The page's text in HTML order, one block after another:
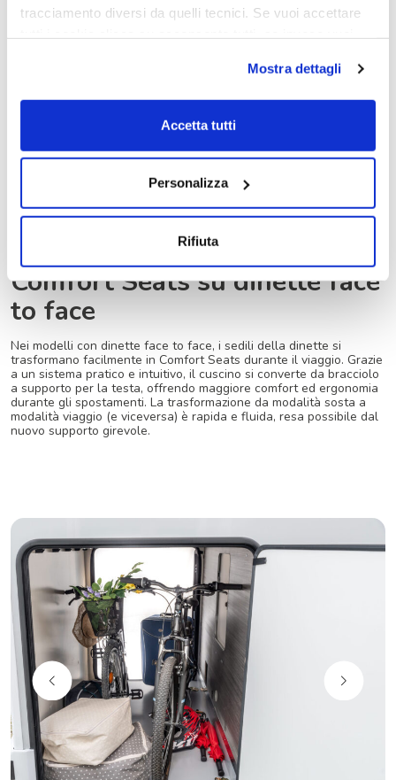
tracciamento diversi da quelli tecnici. Se vuoi accettare
su acconsento selezionati. Se vuoi saperne di più clicca
qui. Cliccando sul tasto "Acconsento" permetti l'utilizzo
Mostra dettagli
Accetta tutti
Personalizza
Rifiuta
Comfort Seats su dinette face
to face
Nei modelli con dinette face to face, i sedili della dinette si
trasformano facilmente in Comfort Seats durante il viaggio. Grazie
a un sistema pratico e intuitivo, il cuscino si converte da bracciolo
a supporto per la testa, offrendo maggiore comfort ed ergonomia
durante gli spostamenti. La trasformazione da modalità sosta a
modalità viaggio (e viceversa) è rapida e fluida, resa possibile dal
nuovo supporto girevole.